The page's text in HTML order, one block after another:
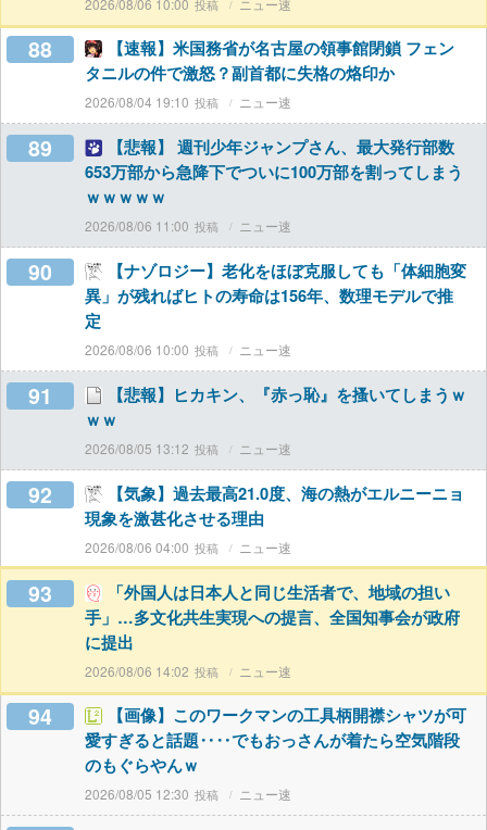
2026/08/06 10:00 ニュー速
88
【速報】米国務省が名古屋の領事館閉鎖 フェン
タニルの件で激怒？副首都に失格の烙印か
2026/08/04 19:10 ニュー速
89
【悲報】 週刊少年ジャンプさん、最大発行部数
653万部から急降下でついに100万部を割ってしまう
ｗｗｗｗｗ
2026/08/06 11:00 ニュー速
90
【ナゾロジー】老化をほぼ克服しても「体細胞変
異」が残ればヒトの寿命は156年、数理モデルで推
定
2026/08/06 10:00 ニュー速
91
【悲報】ヒカキン、『赤っ恥』を搔いてしまうｗ
ｗｗ
2026/08/05 13:12 ニュー速
92
【気象】過去最高21.0度、海の熱がエルニーニョ
現象を激甚化させる理由
2026/08/06 04:00 ニュー速
93
「外国人は日本人と同じ生活者で、地域の担い
手」…多文化共生実現への提言、全国知事会が政府
に提出
2026/08/06 14:02 ニュー速
94
【画像】このワークマンの工具柄開襟シャツが可
愛すぎると話題‥‥でもおっさんが着たら空気階段
のもぐらやんｗ
2026/08/05 12:30 ニュー速